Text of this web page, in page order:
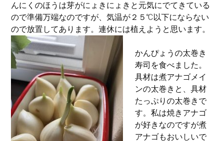
んにくのほうは芽がにょきにょきと元気にでてきている
ので準備万端なのですが、気温が２５℃以下にならない
ので放置してあります。連休には植えようと思います。
かんぴょうの太巻き
寿司を食べました。
具材は煮アナゴメイ
ンの太巻きと、具材
たっぷりの太巻きで
す。私は焼きアナゴ
が好きなのですが煮
アナゴもおいしいで